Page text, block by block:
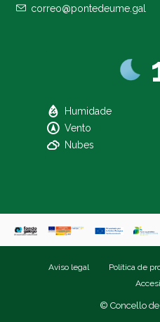
correo@pontedeume.gal
Humidade
Vento
Nubes
Aviso legal Política de
© Concello